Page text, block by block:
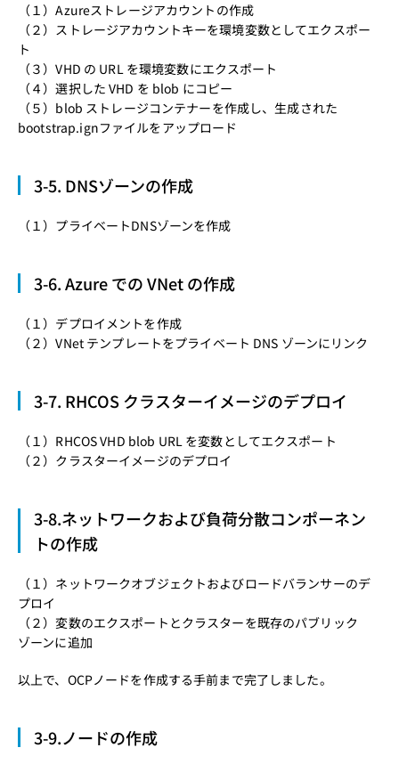
（１）Azureストレージアカウントの作成
（２） ストレージアカウントキーを環境変数としてエクスポー
ト
（３）VHD の URL を環境変数にエクスポート
（４）選択した VHD を blob にコピー
（５） blob ストレージコンテナーを作成し、生成された
bootstrap.ignファイルをアップロード
3-5. DNSゾーンの作成
（１） プライベートDNSゾーンを作成
3-6. Azure での VNet の作成
（１） デプロイメントを作成
（２）VNet テンプレートをプライベート DNS ゾーンにリンク
3-7. RHCOS クラスターイメージのデプロイ
（１） RHCOS VHD blob URL を変数としてエクスポート
（２） クラスターイメージのデプロイ
3-8.ネットワークおよび負荷分散コンポーネン
トの作成
（１） ネットワークオブジェクトおよびロードバランサーのデ
プロイ
（２）変数のエクスポートとクラスターを既存のパブリック
ゾーンに追加
以上で、OCPノードを作成する手前まで完了しました。
3-9.ノードの作成